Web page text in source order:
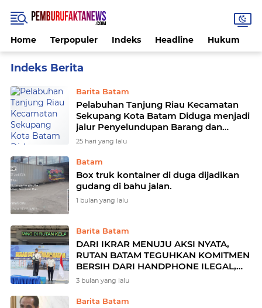
Home Terpopuler Indeks Headline Hukum
Barita Batam
Pelabuhan Tanjung Riau Kecamatan
Sekupang Kota Batam Diduga menjadi
jalur Penyelundupan Barang dan
Rokok ilegal
25 hari yang lalu
Batam
Box truk kontainer di duga dijadikan
gudang di bahu jalan.
1 bulan yang lalu
Barita Batam
DARI IKRAR MENUJU AKSI NYATA,
RUTAN BATAM TEGUHKAN KOMITMEN
BERSIH DARI HANDPHONE ILEGAL,
NARKOBA, DAN PENIPUAN
3 bulan yang lalu
Barita Batam